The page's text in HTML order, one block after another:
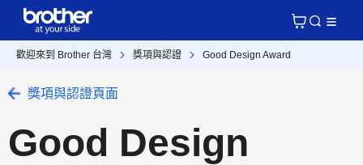
歡迎來到 Brother 台灣 獎項與認證 Good Design Award
獎項與認證頁面
Good Design